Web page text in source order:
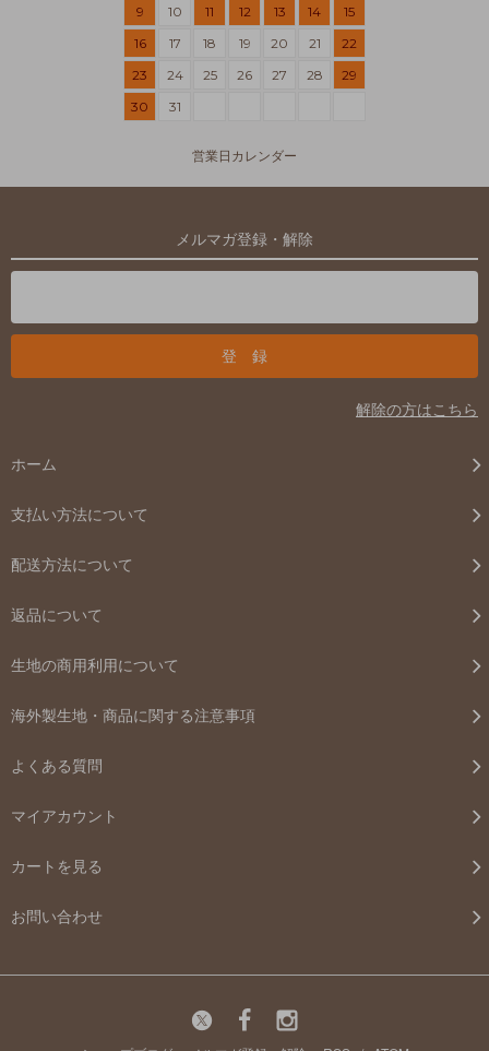
9
10 11 12 13 14
15
16
17 18 19 20 21
22
23
24 25 26 27 28
29
30
31
営業日カレンダー
メルマガ登録・解除
解除の方はこちら
ホーム
支払い方法について
配送方法について
返品について
生地の商用利用について
海外製生地・商品に関する注意事項
よくある質問
マイアカウント
カートを見る
お問い合わせ